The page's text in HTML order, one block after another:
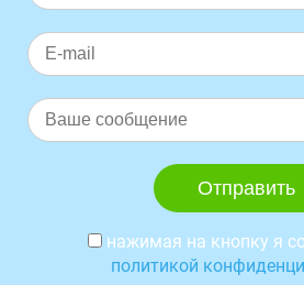
нажимая на кнопку я
политикой